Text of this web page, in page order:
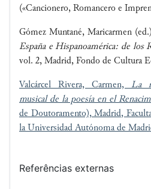
(«Cancionero, Romancero e
Gómez Muntané, Maricarmen
España e Hispanoamérica: de los
vol. 2, Madrid, Fondo de Cultura
Valcárcel Rivera, Carmen, La
musical de la poesía en el
de Doutoramento), Madrid,
la Universidad Autónoma de
Referências externas